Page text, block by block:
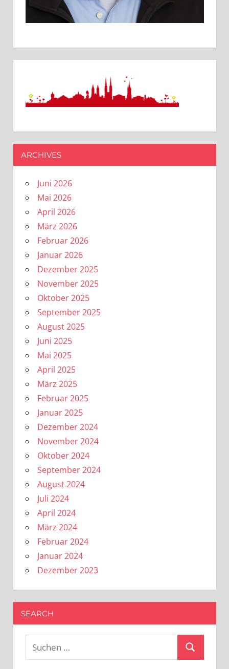
ARCHIVES
Juni 2026
Mai 2026
April 2026
März 2026
Februar 2026
Januar 2026
Dezember 2025
November 2025
Oktober 2025
September 2025
August 2025
Juni 2025
Mai 2025
April 2025
März 2025
Februar 2025
Januar 2025
Dezember 2024
November 2024
Oktober 2024
September 2024
August 2024
Juli 2024
April 2024
März 2024
Februar 2024
Januar 2024
Dezember 2023
SEARCH
Suchen
Suchen